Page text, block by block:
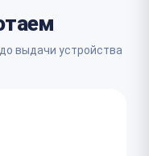
выдачи устройства